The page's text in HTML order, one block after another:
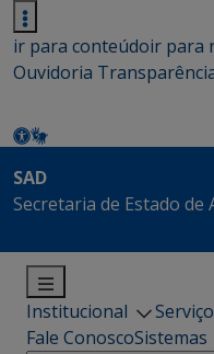
ir para conteúdoir para
Ouvidoria
SAD
Secretaria de Estado de
Institucional
Fale ConoscoSistemas